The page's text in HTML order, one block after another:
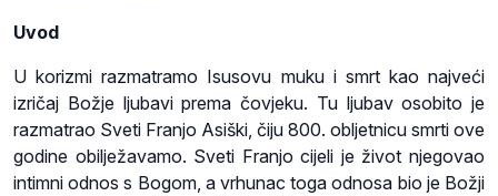
Uvod
U korizmi razmatramo Isusovu muku i smrt kao najveći
izričaj Božje ljubavi prema čovjeku. Tu ljubav osobito je
razmatrao Sveti Franjo Asiški, čiju 800. obljetnicu smrti ove
godine obilježavamo. Sveti Franjo cijeli je život njegovao
intimni odnos s Bogom, a vrhunac toga odnosa bio je Božji